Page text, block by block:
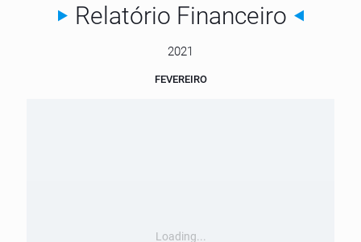
Relatório Financeiro
2021
FEVEREIRO
Loading...